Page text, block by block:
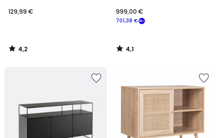
129,99 €
4,2
/
701,38 €
999,00 €
4,1
/